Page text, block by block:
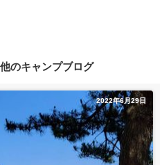
のキャンプブログ
2022年6月29日